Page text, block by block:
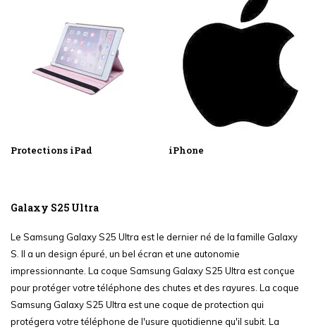
Protections iPad iPhone
Galaxy S25 Ultra
Le Samsung Galaxy S25 Ultra est le dernier né de la famille Galaxy
S. Il a un design épuré, un bel écran et une autonomie
impressionnante. La coque Samsung Galaxy S25 Ultra est conçue
pour protéger votre téléphone des chutes et des rayures. La coque
Samsung Galaxy S25 Ultra est une coque de protection qui
protégera votre téléphone de l'usure quotidienne qu'il subit. La